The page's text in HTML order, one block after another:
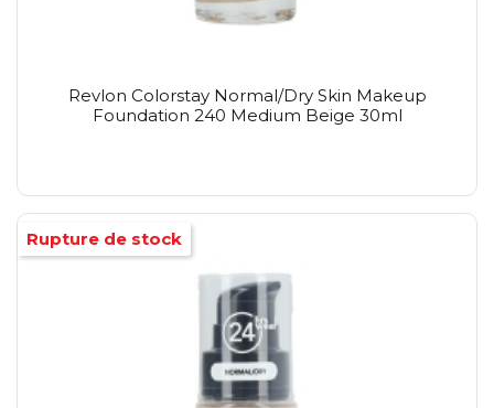
Revlon Colorstay Normal/Dry Skin Makeup
Foundation 240 Medium Beige 30ml
Rupture de stock